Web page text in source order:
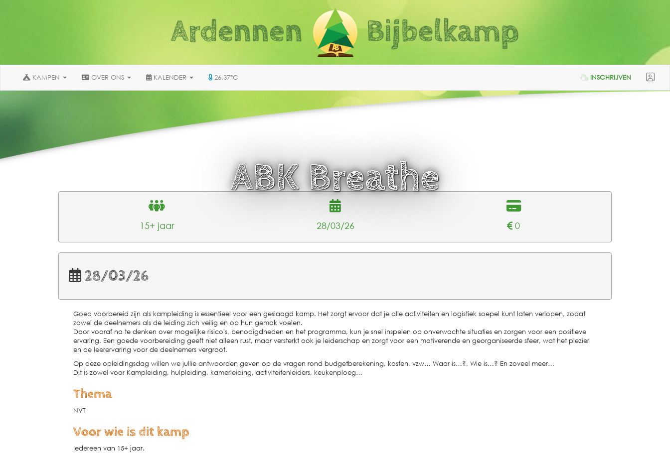
KAMPEN OVER ONS KALENDER 26.37°C INSCHRIJVEN
ABK Breathe
15+ jaar 28/03/26 0
28/03/26
Goed voorbereid zijn als kampleiding is essentieel voor een geslaagd kamp. Het zorgt ervoor dat je alle activiteiten en logistiek soepel kunt laten verlopen, zodat
zowel de deelnemers als de leiding zich veilig en op hun gemak voelen.
Door vooraf na te denken over mogelijke risico's, benodigdheden en het programma, kun je snel inspelen op onverwachte situaties en zorgen voor een positieve
ervaring. Een goede voorbereiding geeft niet alleen rust, maar versterkt ook je leiderschap en zorgt voor een motiverende en georganiseerde sfeer, wat het plezier
en de leerervaring voor de deelnemers vergroot.
Op deze opleidingsdag willen we jullie antwoorden geven op de vragen rond budgetberekening, kosten, vzw… Waar is…?, Wie is…? En zoveel meer…
Dit is zowel voor Kampleiding, hulpleiding, kamerleiding, activiteitenleiders, keukenploeg…
Thema
NVT
Voor wie is dit kamp
Iedereen van 15+ jaar.